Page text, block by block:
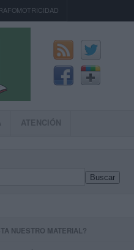
ATENCIÓN
Buscar
NUESTRO MATERIAL?